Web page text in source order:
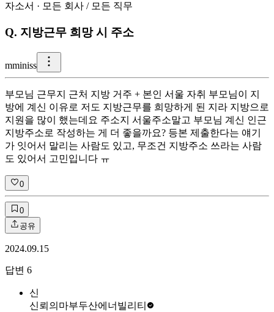
자소서 · 모든 회사 / 모든 직무
Q. 지방근무 희망 시 주소
mminiss
부모님 근무지 근처 지방 거주 + 본인 서울 자취 부모님이 지
방에 계신 이유로 저도 지방근무를 희망하게 된 지라 지방으로
지원을 많이 했는데요 주소지 서울주소말고 부모님 계신 인근
지방주소로 작성하는 게 더 좋을까요? 등본 제출한다는 얘기
가 잇어서 말리는 사람도 있고, 무조건 지방주소 쓰라는 사람
도 있어서 고민입니다 ㅠ
0
0
공유
2024.09.15
답변 6
신
신뢰의마부두산에너빌리티